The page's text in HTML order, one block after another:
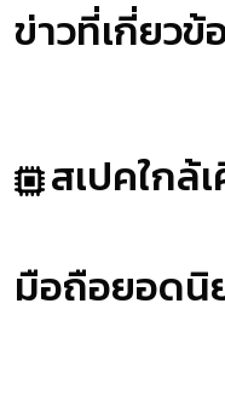
ข่าวที่เกี่ยวข้
สเปคใกล้
มือถือยอดนิ